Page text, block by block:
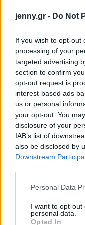
jenny.gr - Do Not
If you wish to opt-out
processing of your
targeted advertising
section to confirm
opt-out request is
interest-based ads
us or personal
your opt-out. You
disclosure of your
IAB’s list of
also be disclosed by
Downstream
Please note that this
not limited to your
grant or deny
Personal Data
I want to opt-
personal data.
Opted In